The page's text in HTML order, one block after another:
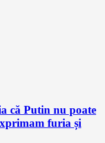
că Putin nu poate
furia și